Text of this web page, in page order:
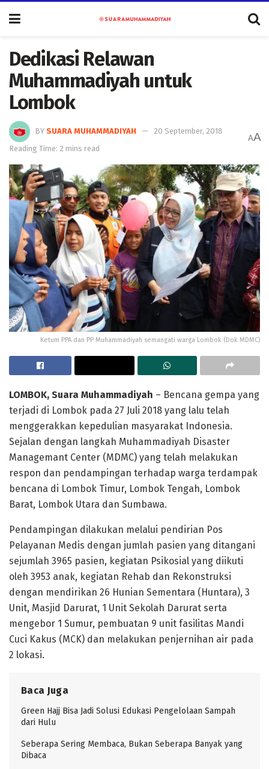
Dedikasi Relawan
Muhammadiyah untuk
Lombok
BY SUARA MUHAMMADIYAH
20 September, 2018
Reading Time: 2 mins read
AA
Ketum PPA dan PP Muhammadiyah semangati warga Lombok (Dok MDMC)
LOMBOK, Suara Muhammadiyah – Bencana gempa yang
terjadi di Lombok pada 27 Juli 2018 yang lalu telah
menggerakkan kepedulian masyarakat Indonesia.
Sejalan dengan langkah Muhammadiyah Disaster
Managemant Center (MDMC) yang telah melakukan
respon dan pendampingan terhadap warga terdampak
bencana di Lombok Timur, Lombok Tengah, Lombok
Barat, Lombok Utara dan Sumbawa.
Pendampingan dilakukan melalui pendirian Pos
Pelayanan Medis dengan jumlah pasien yang ditangani
sejumlah 3965 pasien, kegiatan Psikosial yang diikuti
oleh 3953 anak, kegiatan Rehab dan Rekonstruksi
dengan mendirikan 26 Hunian Sementara (Huntara), 3
Unit, Masjid Darurat, 1 Unit Sekolah Darurat serta
mengebor 1 Sumur, pembuatan 9 unit fasilitas Mandi
Cuci Kakus (MCK) dan melakukan penjernihan air pada
2 lokasi.
Baca Juga
Green Hajj Bisa Jadi Solusi Edukasi Pengelolaan Sampah
dari Hulu
Seberapa Sering Membaca, Bukan Seberapa Banyak yang
Dibaca